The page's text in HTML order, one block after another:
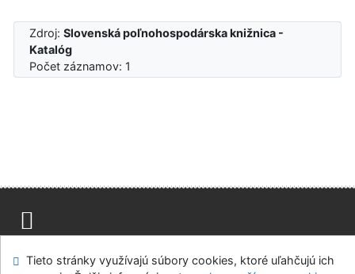
Zdroj:Slovenská poľnohospodárska knižnica -
Katalóg
Počet záznamov: 1
Modul OpenSearch
Napíšte nám Nastavenie cookies
Tieto stránky využívajú súbory cookies, ktoré uľahčujú ich